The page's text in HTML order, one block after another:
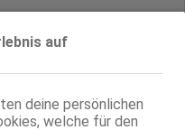
auf
deine persönlichen
welche für den
Ihr, BV, MFF
GF6